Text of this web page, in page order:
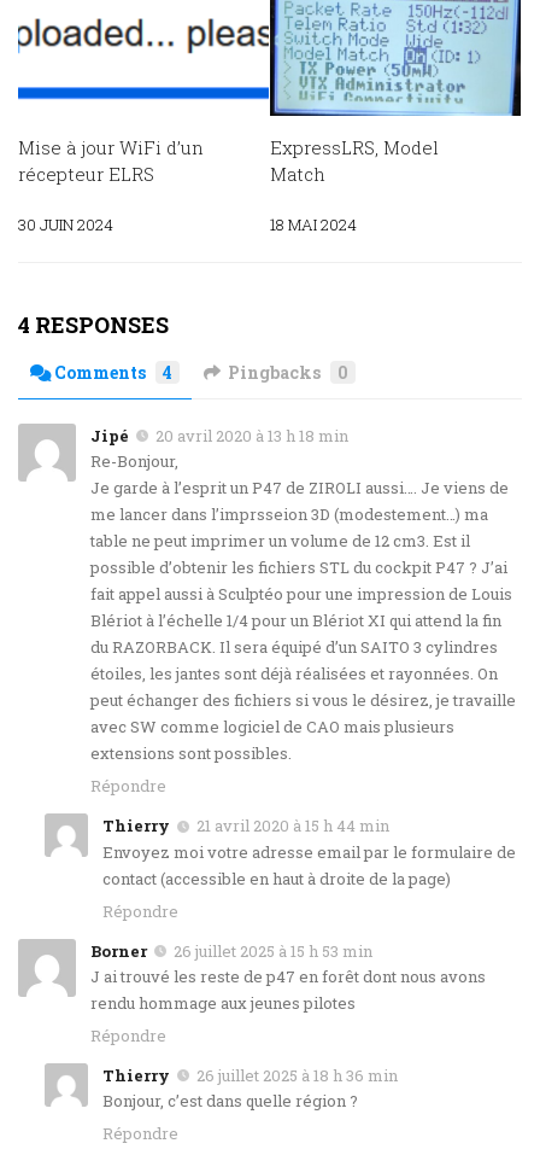
Mise à jour WiFi d’un
récepteur ELRS
30 JUIN 2024
ExpressLRS, Model
Match
18 MAI 2024
4 RESPONSES
Comments 4 Pingbacks 0
Jipé
20 avril 2020 à 13 h 18 min
Re-Bonjour,
Je garde à l’esprit un P47 de ZIROLI aussi…. Je viens de
me lancer dans l’imprsseion 3D (modestement…) ma
table ne peut imprimer un volume de 12 cm3. Est il
possible d’obtenir les fichiers STL du cockpit P47 ? J’ai
fait appel aussi à Sculptéo pour une impression de Louis
Blériot à l’échelle 1/4 pour un Blériot XI qui attend la fin
du RAZORBACK. Il sera équipé d’un SAITO 3 cylindres
étoiles, les jantes sont déjà réalisées et rayonnées. On
peut échanger des fichiers si vous le désirez, je travaille
avec SW comme logiciel de CAO mais plusieurs
extensions sont possibles.
Répondre
Thierry
21 avril 2020 à 15 h 44 min
Envoyez moi votre adresse email par le formulaire de
contact (accessible en haut à droite de la page)
Répondre
Borner
26 juillet 2025 à 15 h 53 min
J ai trouvé les reste de p47 en forêt dont nous avons
rendu hommage aux jeunes pilotes
Répondre
Thierry
26 juillet 2025 à 18 h 36 min
Bonjour, c’est dans quelle région ?
Répondre